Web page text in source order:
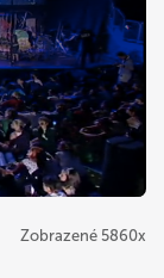
Zobrazené 5860x